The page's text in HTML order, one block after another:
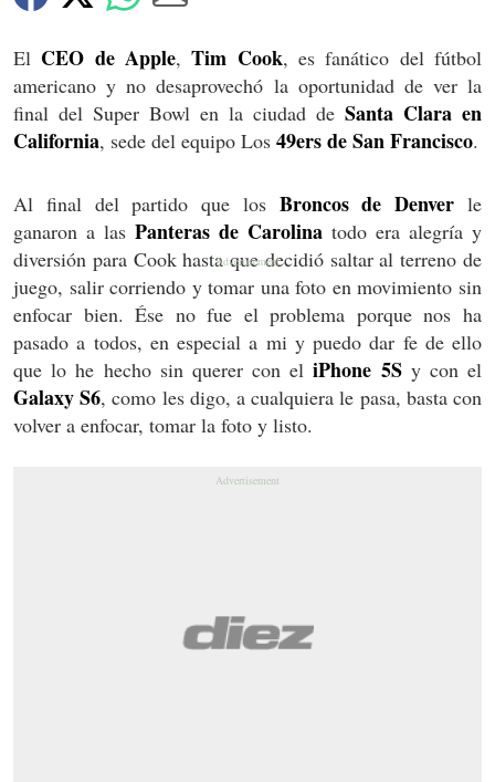
El CEO de Apple,Tim Cook, es fanático del fútbol
americano y no desaprovechó la oportunidad de ver la
final del Super Bowl en la ciudad de Santa Clara en
California, sede del equipo Los 49ers de San Francisco.
Al final del partido que los Broncos de Denver le
ganaron a las Panteras de Carolina todo era alegría y
diversión para Cook hasta que decidió saltar al terreno de
juego, salir corriendo y tomar una foto en movimiento sin
enfocar bien. Ése no fue el problema porque nos ha
pasado a todos, en especial a mi y puedo dar fe de ello
que lo he hecho sin querer con eliPhone 5Sy con el
Galaxy S6, como les digo, a cualquiera le pasa, basta con
volver a enfocar, tomar la foto y listo.